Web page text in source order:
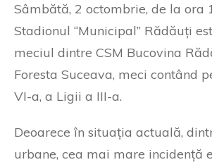
Sâmbătă, 2 octombrie, de la ora
Stadionul “Municipal” Rădăuți
meciul dintre CSM Bucovina
Foresta Suceava, meci contând
VI-a, a Ligii a III-a.
Deoarece în situația actuală,
urbane, cea mai mare incidență